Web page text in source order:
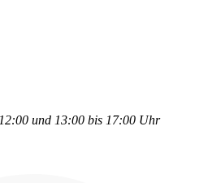
und 13:00 bis 17:00 Uhr